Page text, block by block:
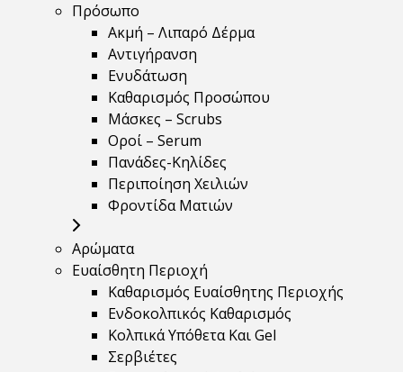
Πρόσωπο
Ακμή – Λιπαρό Δέρμα
Αντιγήρανση
Ενυδάτωση
Καθαρισμός Προσώπου
Μάσκες – Scrubs
Οροί – Serum
Πανάδες-Κηλίδες
Περιποίηση Χειλιών
Φροντίδα Ματιών
Αρώματα
Ευαίσθητη Περιοχή
Καθαρισμός Ευαίσθητης Περιοχής
Ενδοκολπικός Καθαρισμός
Κολπικά Υπόθετα Και Gel
Σερβιέτες